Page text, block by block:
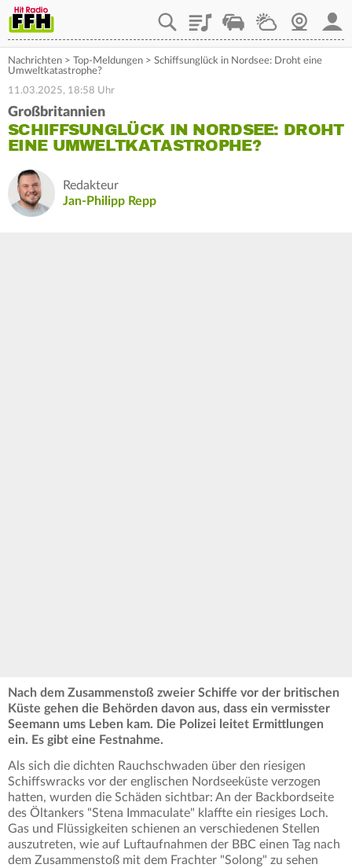
PlaylistStaupilotWetterWebcam
Nachrichten > Top-Meldungen > Schiffsunglück in Nordsee: Droht eine
Umweltkatastrophe?
11.03.2025, 18:58 Uhr
Großbritannien
SCHIFFSUNGLÜCK IN NORDSEE: DROHT
EINE UMWELTKATASTROPHE?
Redakteur
Jan-Philipp Repp
Nach dem Zusammenstoß zweier Schiffe vor der britischen
Küste gehen die Behörden davon aus, dass ein vermisster
Seemann ums Leben kam. Die Polizei leitet Ermittlungen
ein. Es gibt eine Festnahme.
Als sich die dichten Rauchschwaden über den riesigen
Schiffswracks vor der englischen Nordseeküste verzogen
hatten, wurden die Schäden sichtbar: An der Backbordseite
des Öltankers "Stena Immaculate" klaffte ein riesiges Loch.
Gas und Flüssigkeiten schienen an verschiedenen Stellen
auszutreten, wie auf Luftaufnahmen der BBC einen Tag nach
dem Zusammenstoß mit dem Frachter "Solong" zu sehen